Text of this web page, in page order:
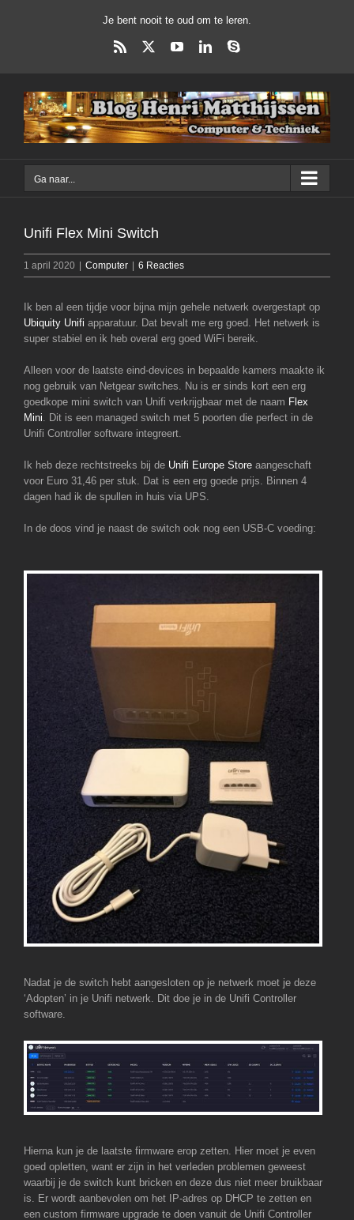
Je bent nooit te oud om te leren.
Rss YouTubeLinkedInSkype
Ga naar...
Unifi Flex Mini Switch
1 april 2020 | Computer | 6 Reacties
Ik ben al een tijdje voor bijna mijn gehele netwerk overgestapt op
Ubiquity Unifi apparatuur. Dat bevalt me erg goed. Het netwerk is
super stabiel en ik heb overal erg goed WiFi bereik.
Alleen voor de laatste eind-devices in bepaalde kamers maakte ik
nog gebruik van Netgear switches. Nu is er sinds kort een erg
goedkope mini switch van Unifi verkrijgbaar met de naam Flex
Mini . Dit is een managed switch met 5 poorten die perfect in de
Unifi Controller software integreert.
Ik heb deze rechtstreeks bij de Unifi Europe Store aangeschaft
voor Euro 31,46 per stuk. Dat is een erg goede prijs. Binnen 4
dagen had ik de spullen in huis via UPS.
In de doos vind je naast de switch ook nog een USB-C voeding:
Nadat je de switch hebt aangesloten op je netwerk moet je deze
‘Adopten’ in je Unifi netwerk. Dit doe je in de Unifi Controller
software.
Hierna kun je de laatste firmware erop zetten. Hier moet je even
goed opletten, want er zijn in het verleden problemen geweest
waarbij je de switch kunt bricken en deze dus niet meer bruikbaar
is. Er wordt aanbevolen om het IP-adres op DHCP te zetten en
een custom firmware upgrade te doen vanuit de Unifi Controller